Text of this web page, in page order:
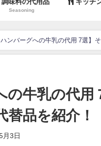
調味料の代用品
Seasoning
キッチ
ハンバーグへの牛乳の代用 7選】
の牛乳の代
品を紹介！
月3日